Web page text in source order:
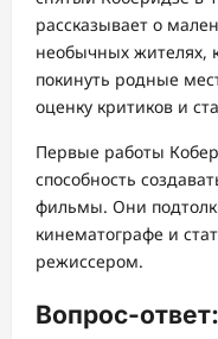
рассказывает о
необычных жителях,
покинуть родные
оценку критиков и
Первые работы
способность
фильмы. Они
кинематографе и
режиссером.
Вопрос-ответ: